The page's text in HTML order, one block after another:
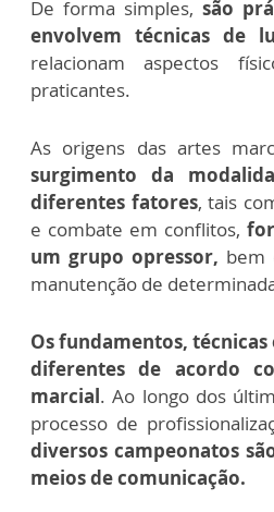
De forma simples, são
envolvem técnicas de
relacionam aspectos
praticantes.
As origens das artes
surgimento da
diferentes fatores, tais
e combate em conflitos,
um grupo opressor, bem
manutenção de
Os fundamentos,
diferentes de acordo
marcial. Ao longo dos
processo de
diversos campeonatos
meios de comunicação.